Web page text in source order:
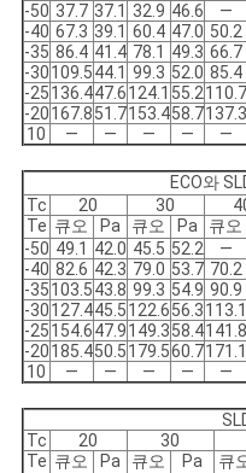
-50 37.7 37.1 32.9 46.6 ―
-40 67.3 39.1 60.4 47.0 50.2
-35 86.4 41.4 78.1 49.3 66.7
-30109.544.1 99.3 52.0 85.4
-25136.447.6124.1 55.2110.7
-20167.851.7153.458.7137.3
10
― ― ― ― ―
ECO와
Tc
20 30
Te 큐오 Pa 큐오 Pa 큐오
-50 49.1 42.0 45.5 52.2 ―
-40 82.6 42.3 79.0 53.7 70.2
-35103.543.8 99.3 54.9 90.9
-30127.445.5122.656.3113.1
-25154.647.9149.358.4141.8
-20185.450.5179.560.7171.1
10
― ― ― ― ―
Tc
20 30
Te 큐오 Pa 큐오 Pa 큐